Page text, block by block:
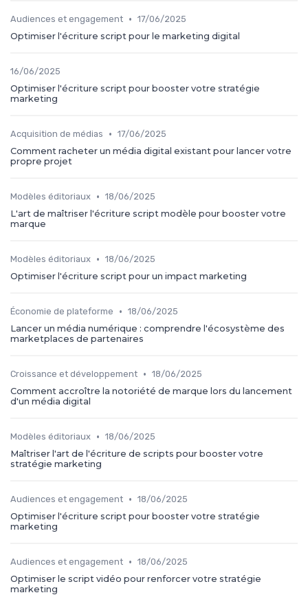
Audiences et engagement • 17/06/2025
Optimiser l'écriture script pour le marketing digital
16/06/2025
Optimiser l'écriture script pour booster votre stratégie
marketing
Acquisition de médias • 17/06/2025
Comment racheter un média digital existant pour lancer votre
propre projet
Modèles éditoriaux • 18/06/2025
L'art de maîtriser l'écriture script modèle pour booster votre
marque
Modèles éditoriaux • 18/06/2025
Optimiser l'écriture script pour un impact marketing
Économie de plateforme • 18/06/2025
Lancer un média numérique : comprendre l'écosystème des
marketplaces de partenaires
Croissance et développement • 18/06/2025
Comment accroître la notoriété de marque lors du lancement
d'un média digital
Modèles éditoriaux • 18/06/2025
Maîtriser l'art de l'écriture de scripts pour booster votre
stratégie marketing
Audiences et engagement • 18/06/2025
Optimiser l'écriture script pour booster votre stratégie
marketing
Audiences et engagement • 18/06/2025
Optimiser le script vidéo pour renforcer votre stratégie
marketing